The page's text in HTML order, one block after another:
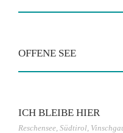
OFFENE SEE
ICH BLEIBE HIER
Reschensee, Südtirol,